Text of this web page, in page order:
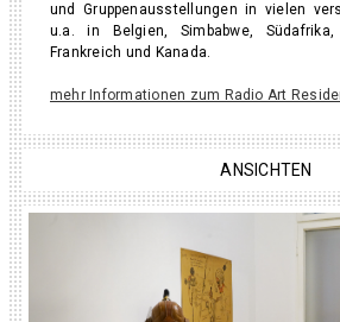
und Gruppenausstellungen in vielen
u.a. in Belgien, Simbabwe, Südafrika,
Frankreich und Kanada.
mehr Informationen zum Radio Art
ANSICHTEN